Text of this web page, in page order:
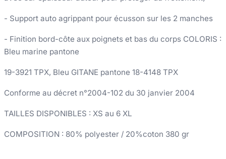
- Support auto agrippant pour écusson sur les 2 manches
- Finition bord-côte aux poignets et bas du corps COLORIS :
Bleu marine pantone
19-3921 TPX, Bleu GITANE pantone 18-4148 TPX
Conforme au décret n°2004-102 du 30 janvier 2004
TAILLES DISPONIBLES : XS au 6 XL
COMPOSITION : 80% polyester / 20%coton 380 gr